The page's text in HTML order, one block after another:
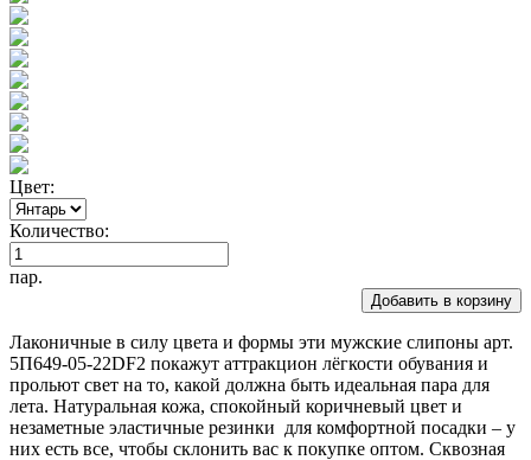
Цвет:
Количество:
пар.
Добавить в корзину
Лаконичные в силу цвета и формы эти мужские слипоны арт.
5П649-05-22DF2 покажут аттракцион лёгкости обувания и
прольют свет на то, какой должна быть идеальная пара для
лета. Натуральная кожа, спокойный коричневый цвет и
незаметные эластичные резинки для комфортной посадки – у
них есть все, чтобы склонить вас к покупке оптом. Сквозная